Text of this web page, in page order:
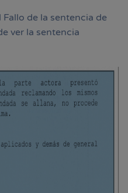
de la sentencia de
ver la sentencia